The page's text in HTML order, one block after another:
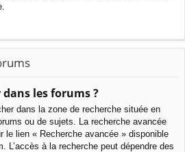
les forums ?
dans la zone de recherche située en
ou de sujets. La recherche avancée
le lien « Recherche avancée » disponible
L’accès à la recherche peut dépendre des